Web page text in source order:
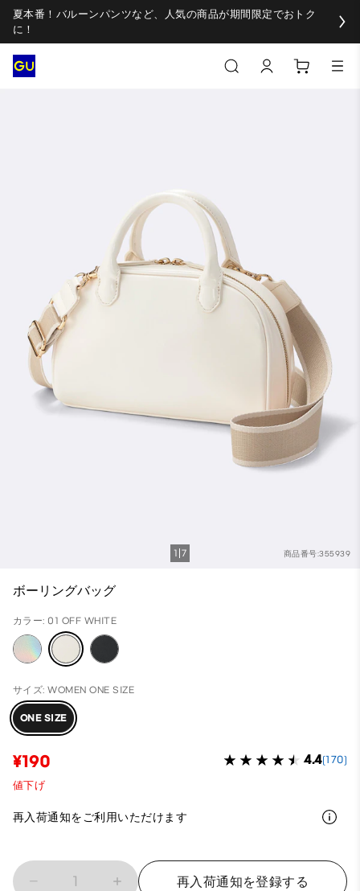
夏本番！バルーンパンツなど、人気の商品が期間限定でおトク
に！
商品番号:355939
1 7
ボーリングバッグ
カラー: 01 OFF WHITE
サイズ: WOMEN ONE SIZE
ONE SIZE
¥190 4.4(170)
値下げ
再入荷通知をご利用いただけます
1 再入荷通知を登録する